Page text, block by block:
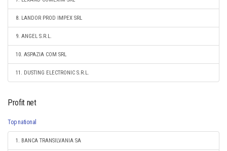
8. LANDOR PROD IMPEX SRL
9. ANGEL S.R.L.
10. ASPAZIA COM SRL
11. DUSTING ELECTRONIC S.R.L.
Profit net
Top national
1. BANCA TRANSILVANIA SA